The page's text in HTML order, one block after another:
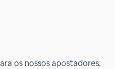
os nossos apostadores.